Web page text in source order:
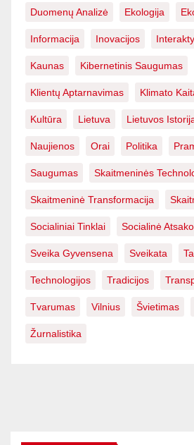
Duomenų Analizė Ekologija
Informacija Inovacijos
Kaunas Kibernetinis Saugumas
Klientų Aptarnavimas Klimato
Kultūra Lietuva Lietuvos
Naujienos Orai Politika
Saugumas Skaitmeninės
Skaitmeninė Transformacija
Socialiniai Tinklai Socialinė
Sveika Gyvensena Sveikata
Technologijos Tradicijos
Tvarumas Vilnius Švietimas
Žurnalistika